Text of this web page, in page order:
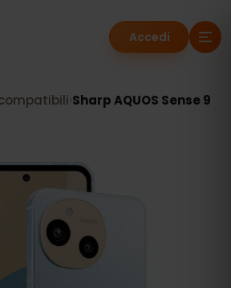
Accedi
Sharp AQUOS Sense 9